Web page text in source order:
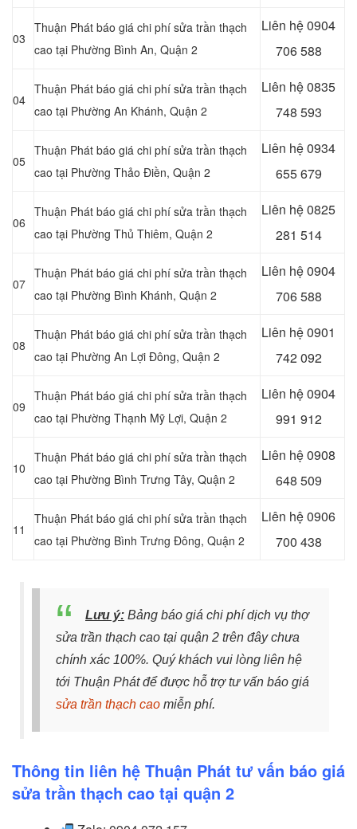
03
Thuận Phát báo giá chi phí sửa trần thạch
cao tại Phường Bình An, Quận 2
Liên hệ0904
706 588
04
Thuận Phát báo giá chi phí sửa trần thạch
cao tại Phường An Khánh, Quận 2
Liên hệ0835
748 593
05
Thuận Phát báo giá chi phí sửa trần thạch
cao tại Phường Thảo Điền, Quận 2
Liên hệ0934
655 679
06
Thuận Phát báo giá chi phí sửa trần thạch
cao tại Phường Thủ Thiêm, Quận 2
Liên hệ0825
281 514
07
Thuận Phát báo giá chi phí sửa trần thạch
cao tại Phường Bình Khánh, Quận 2
Liên hệ0904
706 588
08
Thuận Phát báo giá chi phí sửa trần thạch
cao tại Phường An Lợi Đông, Quận 2
Liên hệ0901
742 092
09
Thuận Phát báo giá chi phí sửa trần thạch
cao tại Phường Thạnh Mỹ Lợi, Quận 2
Liên hệ0904
991 912
10
Thuận Phát báo giá chi phí sửa trần thạch
cao tại Phường Bình Trưng Tây, Quận 2
Liên hệ0908
648 509
11
Thuận Phát báo giá chi phí sửa trần thạch
cao tại Phường Bình Trưng Đông, Quận 2
Liên hệ0906
700 438
Lưu ý: Bảng báo giá chi phí dịch vụ thợ
sửa trần thạch cao tại quận 2 trên đây chưa
chính xác 100%. Quý khách vui lòng liên hệ
tới Thuận Phát để được hỗ trợ tư vấn báo giá
sửa trần thạch cao miễn phí.
Thông tin liên hệ Thuận Phát tư vấn báo giá
sửa trần thạch cao tại quận 2